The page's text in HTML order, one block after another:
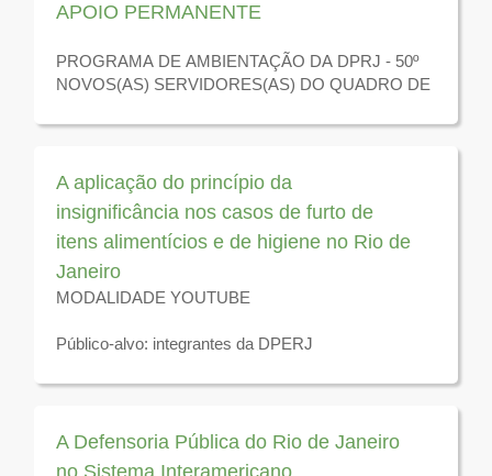
APOIO PERMANENTE
PROGRAMA DE AMBIENTAÇÃO DA DPRJ - 50º
NOVOS(AS) SERVIDORES(AS) DO QUADRO DE
A aplicação do princípio da
insignificância nos casos de furto de
itens alimentícios e de higiene no Rio de
Janeiro
MODALIDADE YOUTUBE
Público-alvo: integrantes da DPERJ
Disponível para visualização até 31 de dezembro de
A Defensoria Pública do Rio de Janeiro
no Sistema Interamericano